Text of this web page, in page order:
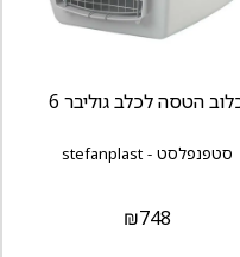
סטפנפלסט - stefanplast
הטסה לכלב גוליבר 6
₪748